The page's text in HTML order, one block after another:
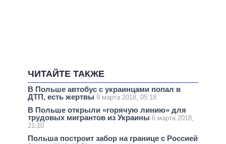
ЧИТАЙТЕ ТАКЖЕ
В Польше автобус с украинцами попал в
ДТП, есть жертвы 9 марта 2018, 05:18
В Польше открыли «горячую линию» для
трудовых мигрантов из Украины 6 марта 2018,
21:10
Польша построит забор на границе с Россией